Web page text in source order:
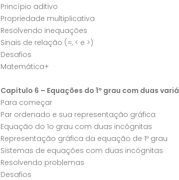
Princípio aditivo
Propriedade multiplicativa
Resolvendo inequações
Sinais de relação (=, < e >)
Desafios
Matemática+
Capítulo 6 – Equações do 1º grau com duas
Para começar
Par ordenado e sua representação gráfica
Equação do 1o grau com duas incógnitas
Representação gráfica da equação de 1º grau
Sistemas de equações com duas incógnitas
Resolvendo problemas
Desafios